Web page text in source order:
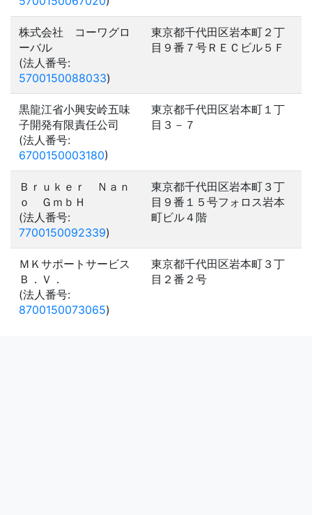
株式会社 コーワグロ
ーバル
(法人番号:
5700150088033)
東京都千代田区岩本町２丁
目９番７号ＲＥＣビル５Ｆ
黒龍江省小興安岭五味
子開発有限責任公司
(法人番号:
6700150003180)
東京都千代田区岩本町１丁
目３－７
Ｂｒｕｋｅｒ Ｎａｎ
ｏ ＧｍｂＨ
(法人番号:
7700150092339)
東京都千代田区岩本町３丁
目９番１５号フォロス岩本
町ビル４階
ＭＫサポートサービス
Ｂ．Ｖ．
(法人番号:
8700150073065)
東京都千代田区岩本町３丁
目２番２号